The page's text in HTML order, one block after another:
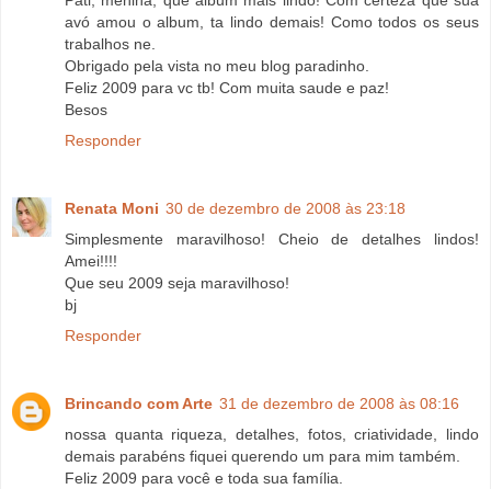
avó amou o album, ta lindo demais! Como todos os seus
trabalhos ne.
Obrigado pela vista no meu blog paradinho.
Feliz 2009 para vc tb! Com muita saude e paz!
Besos
Responder
Renata Moni 30 de dezembro de 2008 às 23:18
Simplesmente maravilhoso! Cheio de detalhes lindos!
Amei!!!!
Que seu 2009 seja maravilhoso!
bj
Responder
Brincando com Arte 31 de dezembro de 2008 às 08:16
nossa quanta riqueza, detalhes, fotos, criatividade, lindo
demais parabéns fiquei querendo um para mim também.
Feliz 2009 para você e toda sua família.